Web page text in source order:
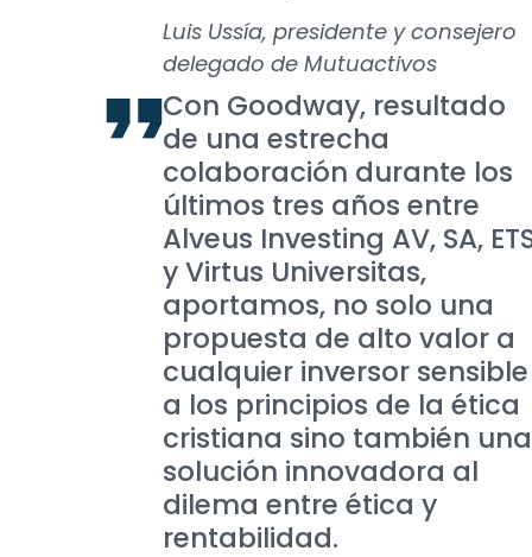
Luis Ussía, presidente y consejero
delegado de Mutuactivos
Con Goodway, resultado
de una estrecha
colaboración durante los
últimos tres años entre
Alveus Investing AV, SA,
y Virtus Universitas,
aportamos, no solo una
propuesta de alto valor a
cualquier inversor sensible
a los principios de la ética
cristiana sino también una
solución innovadora al
dilema entre ética y
rentabilidad.